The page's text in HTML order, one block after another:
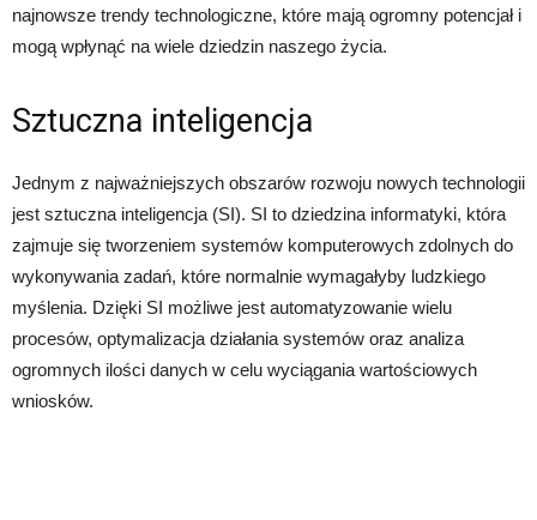
najnowsze trendy technologiczne, które mają ogromny potencjał i
mogą wpłynąć na wiele dziedzin naszego życia.
Sztuczna inteligencja
Jednym z najważniejszych obszarów rozwoju nowych technologii
jest sztuczna inteligencja (SI). SI to dziedzina informatyki, która
zajmuje się tworzeniem systemów komputerowych zdolnych do
wykonywania zadań, które normalnie wymagałyby ludzkiego
myślenia. Dzięki SI możliwe jest automatyzowanie wielu
procesów, optymalizacja działania systemów oraz analiza
ogromnych ilości danych w celu wyciągania wartościowych
wniosków.